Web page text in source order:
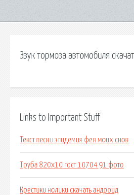
Звук тормоза автомобиля
Links to Important Stuff
Текст песни эпидемия фея моих снов
Труба 820х10 гост 10704 91 фото
Крестики нолики скачать андроид